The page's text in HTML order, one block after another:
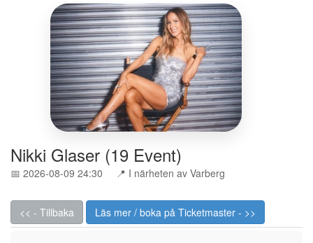
Nikki Glaser (19 Event)
📅 2026-08-09 24:30 📍 I närheten av Varberg
<< - Tillbaka Läs mer / boka på Ticketmaster - >>